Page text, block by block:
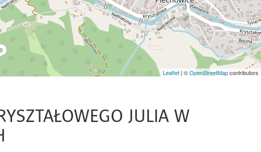
Leaflet | ©OpenStreetMapcontributors
JULIA W